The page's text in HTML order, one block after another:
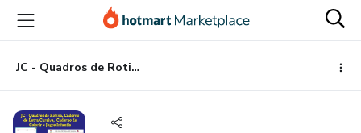
para
conteúdo
principal
para
pagamento
para
rodapé
JC - Quadros de Rotina, Caderno de Letra Cursiva, Caderno de Colorir, Jogos Infantis e Caderno de Habilidades Sociais e Emocionais